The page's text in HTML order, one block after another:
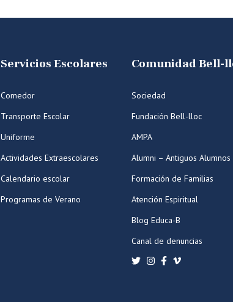
Servicios Escolares
Comedor
Transporte Escolar
Uniforme
Actividades Extraescolares
Calendario escolar
Programas de Verano
Comunidad Bell-
Sociedad
Fundación Bell-lloc
AMPA
Alumni – Antiguos Alumnos
Formación de Familias
Atención Espiritual
Blog Educa-B
Canal de denuncias